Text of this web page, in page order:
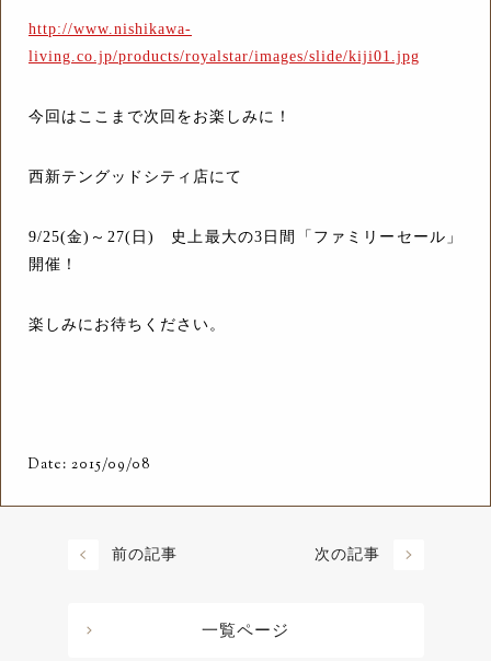
http://www.nishikawa-
living.co.jp/products/royalstar/images/slide/kiji01.jpg
今回はここまで次回をお楽しみに！
西新テングッドシティ店にて
9/25(金)～27(日) 史上最大の3日間「ファミリーセール」
開催！
楽しみにお待ちください。
Date: 2015/09/08
前の記事 次の記事
一覧ページ